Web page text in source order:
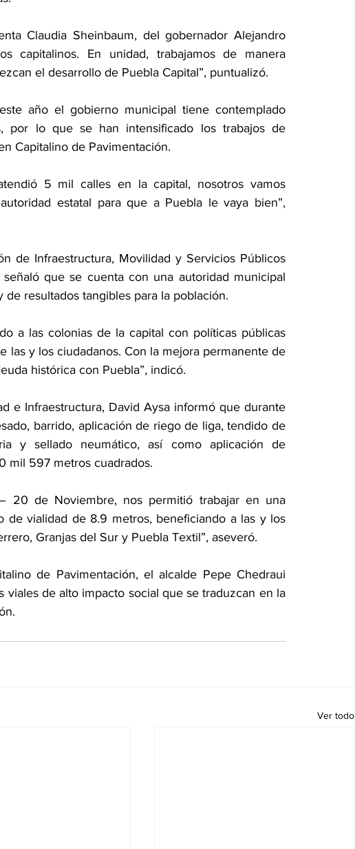
Claudia Sheinbaum, del gobernador Alejandro
capitalinos. En unidad, trabajamos de manera
el desarrollo de Puebla Capital”, puntualizó.
año el gobierno municipal tiene contemplado
por lo que se han intensificado los trabajos de
Capitalino de Pavimentación.
5 mil calles en la capital, nosotros vamos
estatal para que a Puebla le vaya bien”,
de Infraestructura, Movilidad y Servicios Públicos
que se cuenta con una autoridad municipal
resultados tangibles para la población.
a las colonias de la capital con políticas públicas
las y los ciudadanos. Con la mejora permanente de
histórica con Puebla”, indicó.
e Infraestructura, David Aysa informó que durante
barrido, aplicación de riego de liga, tendido de
y sellado neumático, así como aplicación de
mil 597 metros cuadrados.
20 de Noviembre, nos permitió trabajar en una
de vialidad de 8.9 metros, beneficiando a las y los
Granjas del Sur y Puebla Textil”, aseveró.
de Pavimentación, el alcalde Pepe Chedraui
de alto impacto social que se traduzcan en la
Ver todo